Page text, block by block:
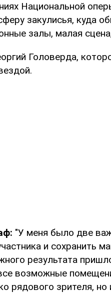
Национальной
закулисья, куда
залы, малая
Головерда,
"У меня было две
и сохранить
результата
возможные
рядового зрителя,